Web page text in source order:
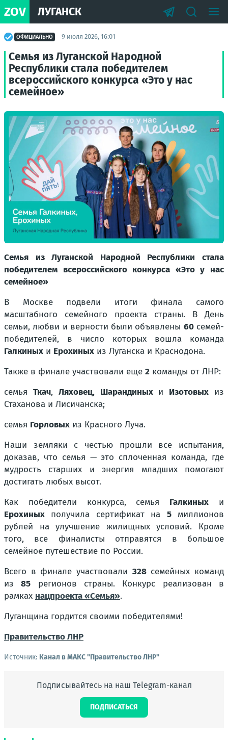
ZOV ЛУГАНСК
ОФИЦИАЛЬНО 9 июля 2026, 16:01
Семья из Луганской Народной
Республики стала победителем
всероссийского конкурса «Это у нас
семейное»
Семья из Луганской Народной Республики стала
победителем всероссийского конкурса «Это у нас
семейное»
В Москве подвели итоги финала самого
масштабного семейного проекта страны. В День
семьи, любви и верности были объявлены 60семей-
победителей, в число которых вошла команда
Галкиных и Ерохиных из Луганска и Краснодона.
Также в финале участвовали еще 2 команды от ЛНР:
семья Ткач, Ляховец, Шарандиныхи Изотовых из
Стаханова и Лисичанска;
семья Горловых из Красного Луча.
Наши земляки с честью прошли все испытания,
доказав, что семья — это сплоченная команда, где
мудрость старших и энергия младших помогают
достигать любых высот.
Как победители конкурса, семья Галкиных и
Ерохиных получила сертификат на 5миллионов
рублей на улучшение жилищных условий. Кроме
того, все финалисты отправятся в большое
семейное путешествие по России.
Всего в финале участвовали 328семейных команд
из85 регионов страны. Конкурс реализован в
рамках нацпроекта «Семья».
Луганщина гордится своими победителями!
Правительство ЛНР
Источник: Канал в МАКС "Правительство ЛНР"
Подписывайтесь на наш Telegram-канал
ПОДПИСАТЬСЯ